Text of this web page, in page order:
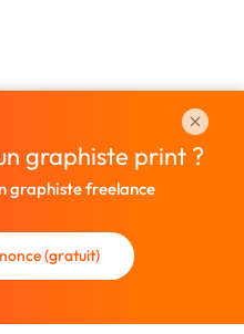
graphiste print ?
graphiste freelance
(gratuit)